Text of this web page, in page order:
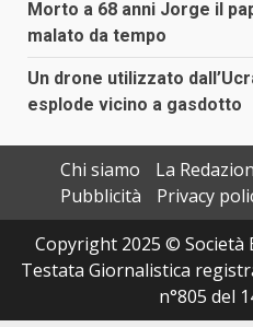
Morto a 68 anni Jorge il
malato da tempo
Un drone utilizzato
esplode vicino a gasdotto
Chi siamo
La
Pubblicità
Privacy
Copyright 2025 © Società
Testata Giornalistica
n°805 del